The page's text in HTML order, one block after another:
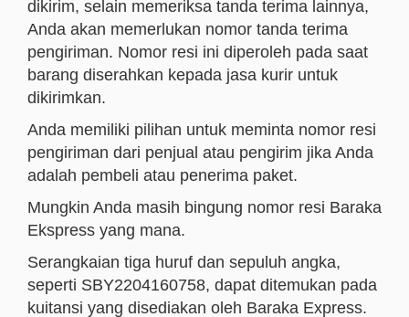
dikirim, selain memeriksa tanda terima lainnya,
Anda akan memerlukan nomor tanda terima
pengiriman. Nomor resi ini diperoleh pada saat
barang diserahkan kepada jasa kurir untuk
dikirimkan.
Anda memiliki pilihan untuk meminta nomor resi
pengiriman dari penjual atau pengirim jika Anda
adalah pembeli atau penerima paket.
Mungkin Anda masih bingung nomor resi Baraka
Ekspress yang mana.
Serangkaian tiga huruf dan sepuluh angka,
seperti SBY2204160758, dapat ditemukan pada
kuitansi yang disediakan oleh Baraka Express.